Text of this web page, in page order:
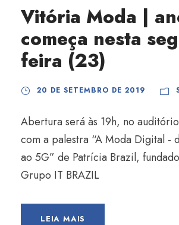
Vitória Moda |
começa nesta
feira (23)
20 DE SETEMBRO DE 2019
Abertura será às 19h, no
com a palestra “A Moda Digital -
ao 5G” de Patrícia Brazil,
Grupo IT BRAZIL
LEIA MAIS